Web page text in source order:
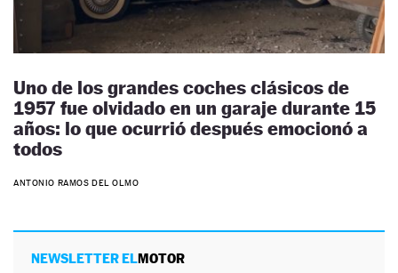
Uno de los grandes coches clásicos de
1957 fue olvidado en un garaje durante 15
años: lo que ocurrió después emocionó a
todos
ANTONIO RAMOS DEL OLMO
NEWSLETTER ELMOTOR